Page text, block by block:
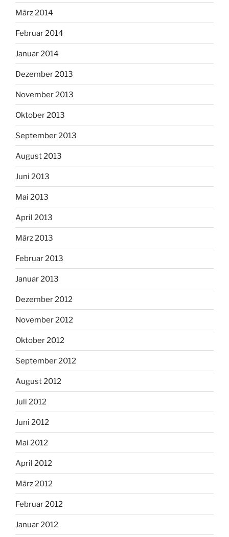
März 2014
Februar 2014
Januar 2014
Dezember 2013
November 2013
Oktober 2013
September 2013
August 2013
Juni 2013
Mai 2013
April 2013
März 2013
Februar 2013
Januar 2013
Dezember 2012
November 2012
Oktober 2012
September 2012
August 2012
Juli 2012
Juni 2012
Mai 2012
April 2012
März 2012
Februar 2012
Januar 2012